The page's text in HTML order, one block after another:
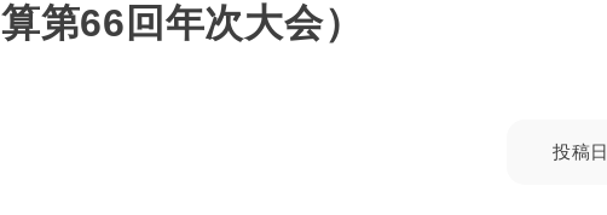
算第66回年次大会）
投稿日